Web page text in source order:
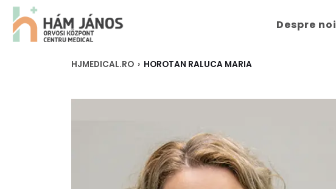
Despre noi
HJMEDICAL.RO › HOROTAN RALUCA MARIA